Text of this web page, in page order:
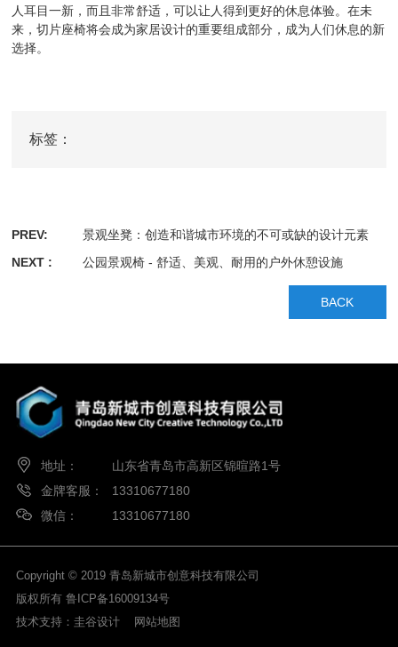
人耳目一新，而且非常舒适，可以让人得到更好的休息体验。在未
来，切片座椅将会成为家居设计的重要组成部分，成为人们休息的新
选择。
标签：
PREV:
景观坐凳：创造和谐城市环境的不可或缺的设计元素
NEXT :
公园景观椅 - 舒适、美观、耐用的户外休憩设施
BACK
地址：
山东省青岛市高新区锦暄路1号
金牌客服：
13310677180
微信：
13310677180
Copyright © 2019 青岛新城市创意科技有限公司
版权所有 鲁ICP备16009134号
技术支持： 圭谷设计 网站地图